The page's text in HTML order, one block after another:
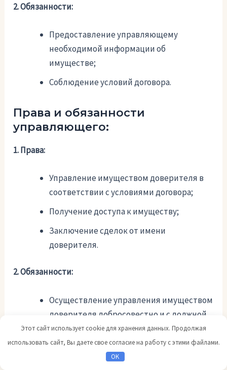
2. Обязанности:
Предоставление управляющему
необходимой информации об
имуществе;
Соблюдение условий договора.
Права и обязанности
управляющего:
1. Права:
Управление имуществом доверителя в
соответствии с условиями договора;
Получение доступа к имуществу;
Заключение сделок от имени
доверителя.
2. Обязанности:
Осуществление управления имуществом
доверителя добросовестно и с должной
осмотрительностью;
Сохранение и увеличение стоимости
имущества доверителя;
Этот сайт использует cookie для хранения данных. Продолжая
использовать сайт, Вы даете свое согласие на работу с этими файлами.
OK